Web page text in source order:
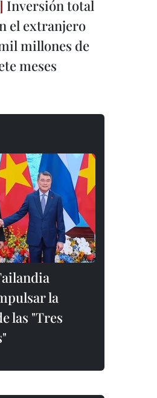
Inversión total
el extranjero
millones de
meses
la
las "Tres